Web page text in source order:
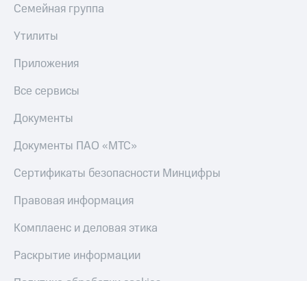
Семейная группа
Утилиты
Приложения
Все сервисы
Документы
Документы ПАО «МТС»
Сертификаты безопасности Минцифры
Правовая информация
Комплаенс и деловая этика
Раскрытие информации